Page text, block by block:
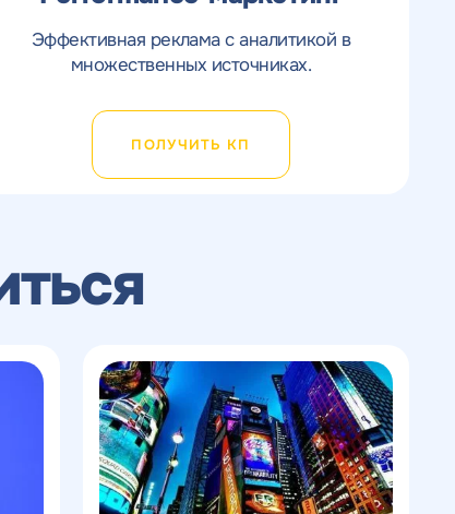
Эффективная реклама с аналитикой в
множественных источниках.
ПОЛУЧИТЬ КП